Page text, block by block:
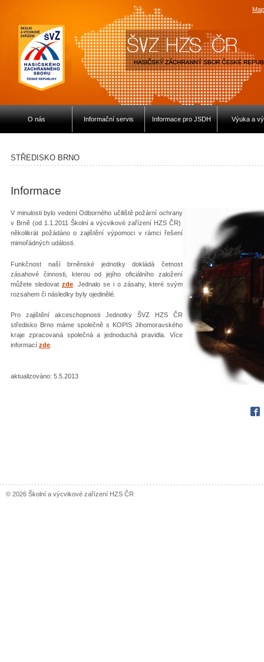
O nás Informační servis Informace pro JSDH Výuka a
STŘEDISKO BRNO
Informace
V minulosti bylo vedení Odborného učiliště požární ochrany
v Brně (od 1.1.2011 Školní a výcvikové zařízení HZS ČR)
několikrát požádáno o zajištění výpomoci v rámci řešení
mimořádných události.
Funkčnost naší brněnské jednotky dokládá četnost
zásahové činnosti, kterou od jejího oficiálního založení
můžete sledovat zde . Jednalo se i o zásahy, které svým
rozsahem či následky byly ojedinělé.
Pro zajištění akceschopnosti Jednotky ŠVZ HZS ČR
středisko Brno máme společně s KOPIS Jihomoravského
kraje zpracovaná společná a jednoduchá pravidla. Více
informací zde
aktualizováno: 5.5.2013
© 2026 Školní a výcvikové zařízení HZS ČR